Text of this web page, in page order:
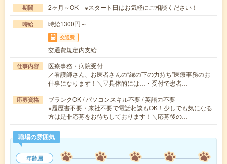
期間 2ヶ月～OK ※スタート日はお気軽にご相談ください！
時給 時給1300円～
交通費
交通費規定内支給
仕事内容
医療事務・病院受付
／看護師さん、お医者さんの“縁の下の力持ち”医療事務のお
仕事になります！＼▽具体的には…・受付で患者…
応募資格
ブランクOK / パソコンスキル不要 / 英語力不要
※履歴書不要・来社不要で電話相談もOK！少しでも気になる
方は是非応募をお待ちしております！＼応募後の…
職場の雰囲気
年齢層